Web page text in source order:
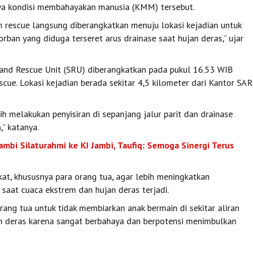
kondisi membahayakan manusia (KMM) tersebut.
rescue langsung diberangkatkan menuju lokasi kejadian untuk
yang diduga terseret arus drainase saat hujan deras,” ujar
Rescue Unit (SRU) diberangkatkan pada pukul 16.53 WIB
Lokasi kejadian berada sekitar 4,5 kilometer dari Kantor SAR
melakukan penyisiran di sepanjang jalur parit dan drainase
katanya.
Silaturahmi ke KI Jambi, Taufiq: Semoga Sinergi Terus
khususnya para orang tua, agar lebih meningkatkan
cuaca ekstrem dan hujan deras terjadi.
tua untuk tidak membiarkan anak bermain di sekitar aliran
karena sangat berbahaya dan berpotensi menimbulkan